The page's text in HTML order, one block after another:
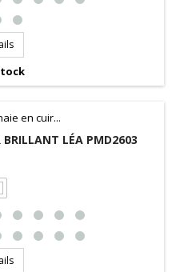
LÉA PMD2603